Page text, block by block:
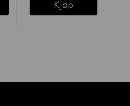
Kjøp